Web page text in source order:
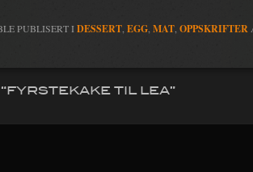
PUBLISERT IDESSERT EGG MAT OPPSKRIFTER
FYRSTEKAKE TIL LEA”